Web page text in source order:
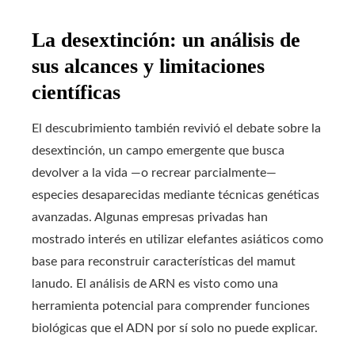
La desextinción: un análisis de
sus alcances y limitaciones
científicas
El descubrimiento también revivió el debate sobre la
desextinción, un campo emergente que busca
devolver a la vida —o recrear parcialmente—
especies desaparecidas mediante técnicas genéticas
avanzadas. Algunas empresas privadas han
mostrado interés en utilizar elefantes asiáticos como
base para reconstruir características del mamut
lanudo. El análisis de ARN es visto como una
herramienta potencial para comprender funciones
biológicas que el ADN por sí solo no puede explicar.